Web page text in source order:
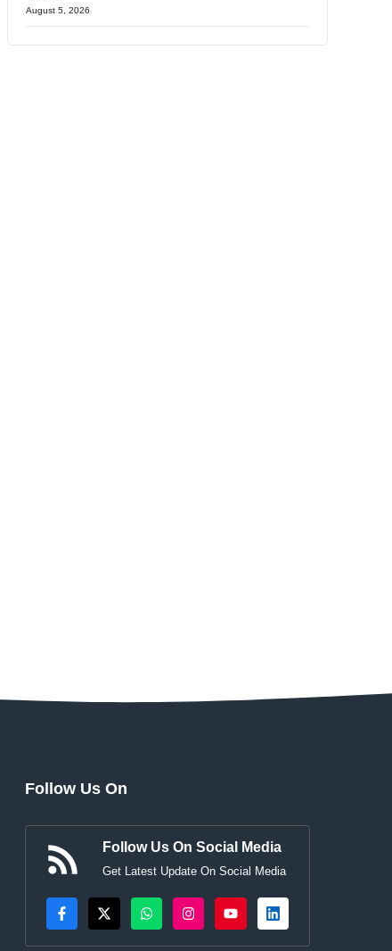
August 5, 2026
Follow Us On
Follow Us On Social Media
Get Latest Update On Social Media